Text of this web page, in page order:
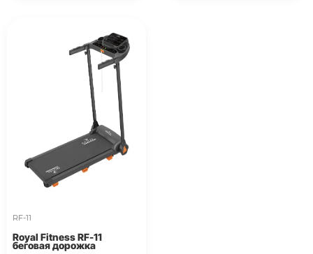
RF-11
Royal Fitness RF-11
беговая дорожка